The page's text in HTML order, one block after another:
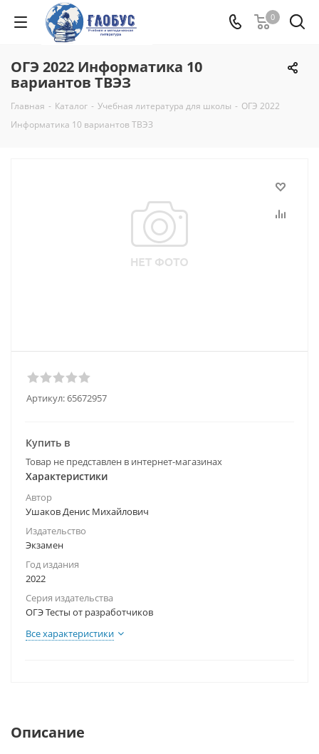
0
ОГЭ 2022 Информатика 10
вариантов ТВЭЗ
Главная - Каталог - Учебная литература для школы - ОГЭ 2022
Информатика 10 вариантов ТВЭЗ
Артикул:65672957
Купить в
Товар не представлен в интернет-магазинах
Характеристики
Автор
Ушаков Денис Михайлович
Издательство
Экзамен
Год издания
2022
Серия издательства
ОГЭ Тесты от разработчиков
Все характеристики
Описание